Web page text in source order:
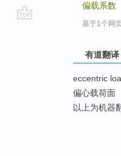
偏载系数
基于1个网
有道翻译
eccentric
偏心载荷面
以上为机器